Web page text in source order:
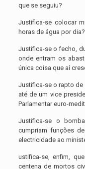
que se seguiu?
Justifica-se colocar
horas de água por dia?
Justifica-se o fecho,
onde entram os
única coisa que aí
Justifica-se o rapto
até de um vice
Parlamentar euro-
Justifica-se o
cumpriam funções
electricidade ao
ustifica-se, enfim,
centena de mortos